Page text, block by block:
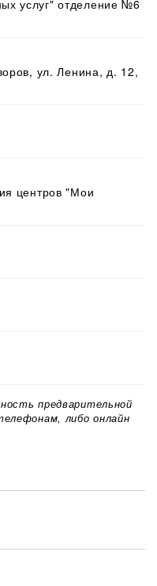
услуг" отделение №6
ул. Ленина, д. 12,
центров "Мои
предварительной
либо онлайн